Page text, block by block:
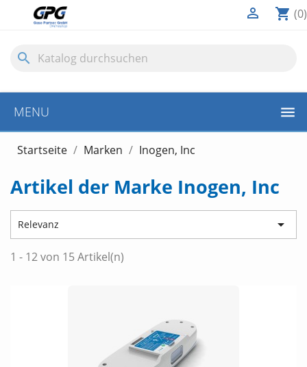
shopping_cart (0)

search
MENU
Startseite Marken Inogen, Inc
Artikel der Marke Inogen, Inc
Relevanz 
1 - 12 von 15 Artikel(n)